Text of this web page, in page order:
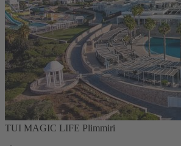
TUI MAGIC LIFE Plimmiri